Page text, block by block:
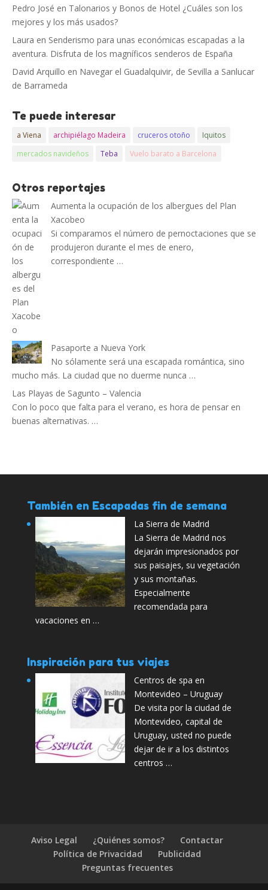
Pedro José en Talonarios y Bonos de Hotel ¿Cuáles son los
mejores y los más usados?
Laura en Senderismo para unas económicas escapadas a la
aventura. Disfruta de los magníficos senderos de España
David Arquillo en Navegar el Guadalquivir, de Sevilla a Sanlucar
de Barrameda
Te puede interesar
a Viena archipiélago Madeira cruceros otoño
Iquitos
mercados navideños
Teba Vuelo barato a Barcelona
Otros reportajes
Aumenta la ocupación de los albergues del Plan
Xacobeo
Si comparamos el número de pernoctaciones que se
produjeron durante el mes de enero,
correspondiente …
Pasaporte a Nueva York
No sólamente será una escapada romántica, sino
mucho más. La ciudad que no duerme nunca …
Las Playas de Sagunto – Valencia
Con lo poco que falta para el verano, es hora de pensar en
buenas alternativas. …
También en Escapadas fin de semana
La Sierra de Madrid
La Sierra de Madrid nos
dejarán impresionados por
sus paisajes, su vegetación
y sus montañas.
Especialmente
recomendada para
vacaciones en …
Inspiración para tus viajes
Centros de spa en
Montevideo – Uruguay
De visita por la ciudad de
Montevideo, capital de
Uruguay, usted no puede
dejar de ir a los distintos
centros …
Aviso Legal ¿Quiénes somos?
Contactar
Política de Privacidad
Publicidad
Preguntas frecuentes